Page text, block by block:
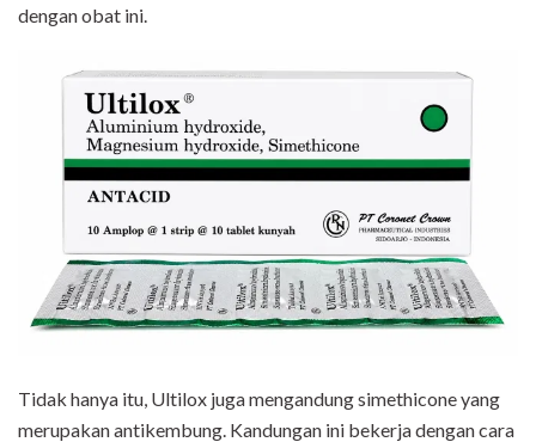
dengan obat ini.
Tidak hanya itu, Ultilox juga mengandung simethicone yang
merupakan antikembung. Kandungan ini bekerja dengan cara